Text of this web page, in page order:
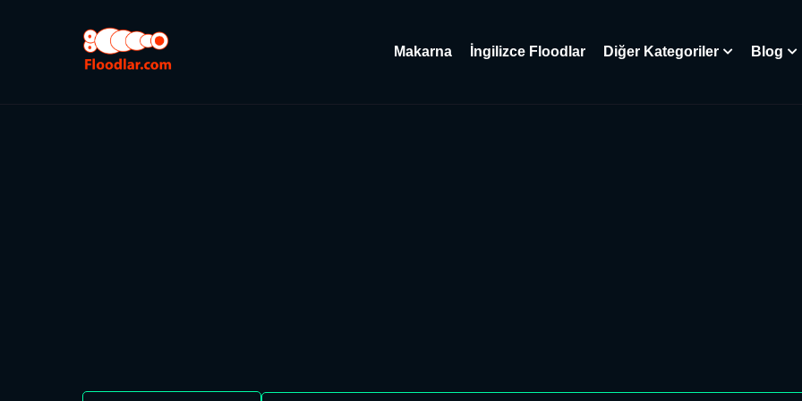
Makarna İngilizce Floodlar Diğer Kategoriler Blog